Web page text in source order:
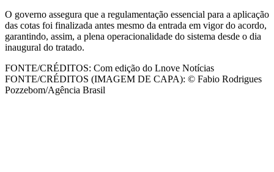
O governo assegura que a regulamentação essencial para a aplicação
das cotas foi finalizada antes mesmo da entrada em vigor do acordo,
garantindo, assim, a plena operacionalidade do sistema desde o dia
inaugural do tratado.
FONTE/CRÉDITOS: Com edição do Lnove Notícias
FONTE/CRÉDITOS (IMAGEM DE CAPA): © Fabio Rodrigues
Pozzebom/Agência Brasil